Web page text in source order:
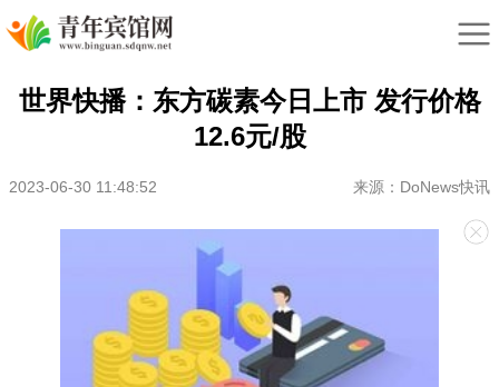
世界快播：东方碳素今日上市 发行价格
12.6元/股
2023-06-30 11:48:52 来源：DoNews快讯